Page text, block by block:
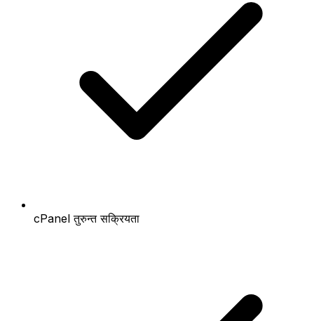
cPanel तुरुन्त सक्रियता